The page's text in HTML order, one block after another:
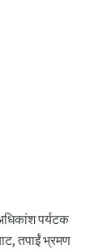
पर्यटक
तपाईं भ्रमण